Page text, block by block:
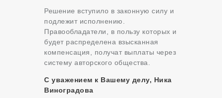
Решение вступило в законную силу и
подлежит исполнению.
Правообладатели, в пользу которых и
будет распределена взысканная
компенсация, получат выплаты через
систему авторского общества.
С уважением к Вашему делу, Ника
Виноградова